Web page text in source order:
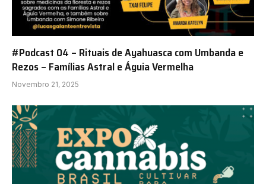
#Podcast 04 – Rituais de Ayahuasca com Umbanda e
Rezos – Famílias Astral e Águia Vermelha
Novembro 21, 2025